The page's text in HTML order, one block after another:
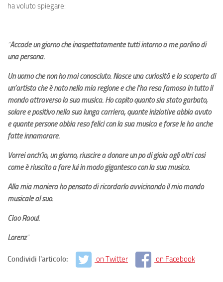
ha voluto spiegare:
“Accade un giorno che inaspettatamente tutti intorno a me parlino di
una persona.
Un uomo che non ho mai conosciuto. Nasce una curiosità e la scoperta di
un’artista che è nato nella mia regione e che l’ha resa famosa in tutto il
mondo attraverso la sua musica. Ho capito quanto sia stato garbato,
solare e positivo nella sua lunga carriera, quante iniziative abbia avuto
e quante persone abbia reso felici con la sua musica e forse le ha anche
fatte innamorare.
Vorrei anch’io, un giorno, riuscire a donare un po di gioia agli altri cosi
come è riuscito a fare lui in modo gigantesco con la sua musica.
Alla mia maniera ho pensato di ricordarlo avvicinando il mio mondo
musicale al suo.
Ciao Raoul.
Lorenz”
Condividi l'articolo: on Twitter on Facebook